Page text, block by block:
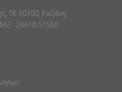
ΤΚ 50100, Κοζάνη
: 24610-51550